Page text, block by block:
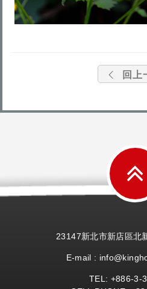
回上
23147新北市新店區北
E-mail :
TEL: +886-3-